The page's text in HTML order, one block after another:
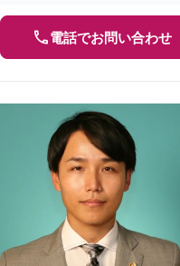
電話でお問い合わせ